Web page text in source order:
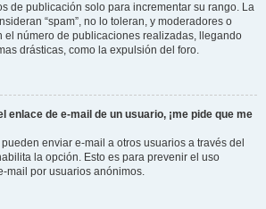
de publicación solo para incrementar su rango. La
“spam”, no lo toleran, y moderadores o
el número de publicaciones realizadas, llegando
drásticas, como la expulsión del foro.
enlace de e-mail de un usuario, ¡me pide que me
enviar e-mail a otros usuarios a través del
la opción. Esto es para prevenir el uso
mail por usuarios anónimos.